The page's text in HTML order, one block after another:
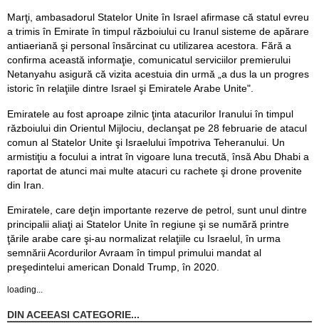
Marţi, ambasadorul Statelor Unite în Israel afirmase că statul evreu
a trimis în Emirate în timpul războiului cu Iranul sisteme de apărare
antiaeriană şi personal însărcinat cu utilizarea acestora. Fără a
confirma această informaţie, comunicatul serviciilor premierului
Netanyahu asigură că vizita acestuia din urmă „a dus la un progres
istoric în relaţiile dintre Israel şi Emiratele Arabe Unite".
Emiratele au fost aproape zilnic ţinta atacurilor Iranului în timpul
războiului din Orientul Mijlociu, declanşat pe 28 februarie de atacul
comun al Statelor Unite şi Israelului împotriva Teheranului. Un
armistiţiu a focului a intrat în vigoare luna trecută, însă Abu Dhabi a
raportat de atunci mai multe atacuri cu rachete şi drone provenite
din Iran.
Emiratele, care deţin importante rezerve de petrol, sunt unul dintre
principalii aliaţi ai Statelor Unite în regiune şi se numără printre
ţările arabe care şi-au normalizat relaţiile cu Israelul, în urma
semnării Acordurilor Avraam în timpul primului mandat al
preşedintelui american Donald Trump, în 2020.
loading...
DIN ACEEASI CATEGORIE...